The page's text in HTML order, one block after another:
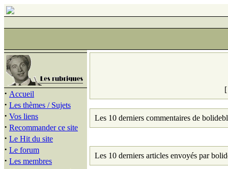
· Accueil
· Les thèmes / Sujets
· Vos liens
· Recommander ce site
· Le Hit du site
· Le forum
· Les membres
Les 10 derniers commentaires de
Les 10 derniers articles envoyés par